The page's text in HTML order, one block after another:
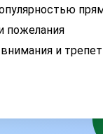
пожелания
и